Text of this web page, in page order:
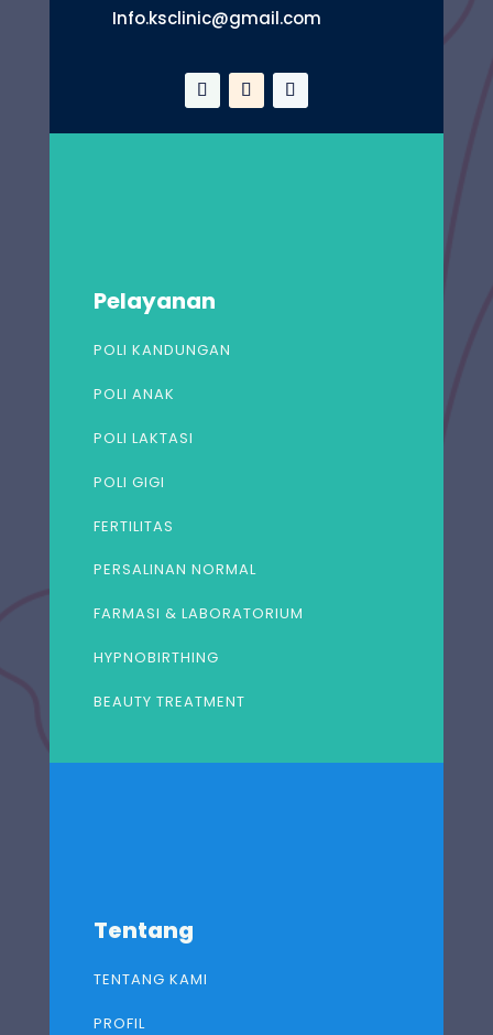
Info.ksclinic@gmail.com
Pelayanan
POLI KANDUNGAN
POLI ANAK
POLI LAKTASI
POLI GIGI
FERTILITAS
PERSALINAN NORMAL
FARMASI & LABORATORIUM
HYPNOBIRTHING
BEAUTY TREATMENT
Tentang
TENTANG KAMI
PROFIL